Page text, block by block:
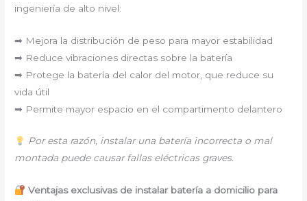
ingeniería de alto nivel:
➡ Mejora la distribución de peso para mayor estabilidad
➡ Reduce vibraciones directas sobre la batería
➡ Protege la batería del calor del motor, que reduce su
vida útil
➡ Permite mayor espacio en el compartimento delantero
Por esta razón, instalar una batería incorrecta o mal
montada puede causar fallas eléctricas graves.
Ventajas exclusivas de instalar batería a domicilio para